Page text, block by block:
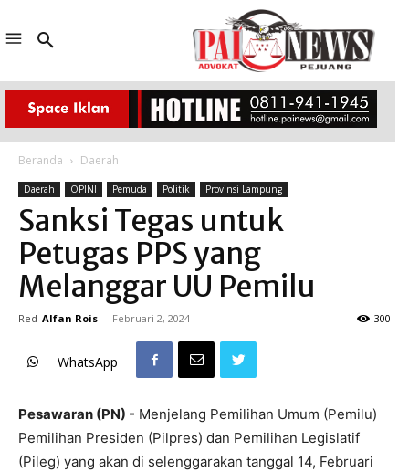
Beranda Daerah
Daerah OPINI Pemuda Politik Provinsi Lampung
Sanksi Tegas untuk
Petugas PPS yang
Melanggar UU Pemilu
Red Alfan Rois - Februari 2, 2024 300
WhatsApp
Pesawaran (PN) - Menjelang Pemilihan Umum (Pemilu)
Pemilihan Presiden (Pilpres) dan Pemilihan Legislatif
(Pileg) yang akan di selenggarakan tanggal 14, Februari